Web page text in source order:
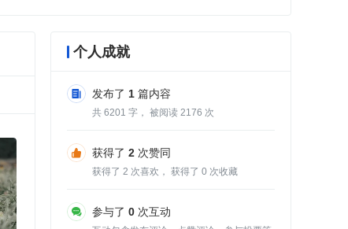
个人成就
发布了 1 篇内容
共 6201 字， 被阅读 2176 次
获得了 2 次赞同
获得了 2 次喜欢， 获得了 0 次收藏
参与了 0 次互动